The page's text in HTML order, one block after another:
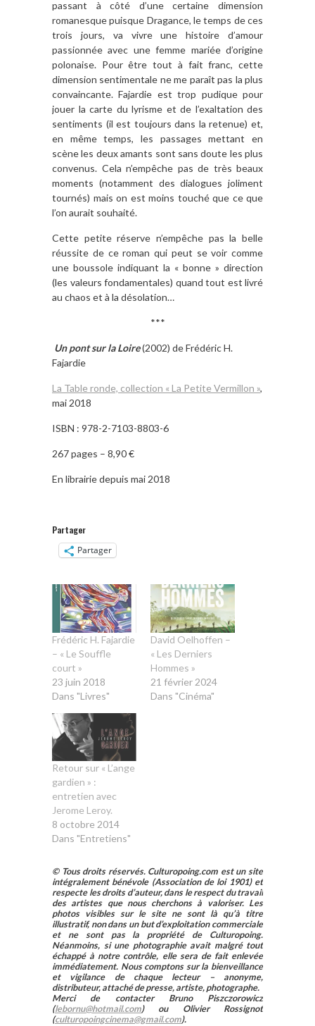
passant à côté d’une certaine dimension
romanesque puisque Dragance, le temps de ces
trois jours, va vivre une histoire d’amour
passionnée avec une femme mariée d’origine
polonaise. Pour être tout à fait franc, cette
dimension sentimentale ne me paraît pas la plus
convaincante. Fajardie est trop pudique pour
jouer la carte du lyrisme et de l’exaltation des
sentiments (il est toujours dans la retenue) et,
en même temps, les passages mettant en
scène les deux amants sont sans doute les plus
convenus. Cela n’empêche pas de très beaux
moments (notamment des dialogues joliment
tournés) mais on est moins touché que ce que
l’on aurait souhaité.
Cette petite réserve n’empêche pas la belle
réussite de ce roman qui peut se voir comme
une boussole indiquant la « bonne » direction
(les valeurs fondamentales) quand tout est livré
au chaos et à la désolation…
***
Un pont sur la Loire(2002) de Frédéric H.
Fajardie
La Table ronde, collection « La Petite Vermillon »,
mai 2018
ISBN : 978-2-7103-8803-6
267 pages – 8,90 €
En librairie depuis mai 2018
Partager
Partager
Frédéric H. Fajardie
– « Le Souffle
court »
23 juin 2018
Dans "Livres"
David Oelhoffen –
« Les Derniers
Hommes »
21 février 2024
Dans "Cinéma"
Retour sur « L’ange
gardien » :
entretien avec
Jerome Leroy.
8 octobre 2014
Dans "Entretiens"
© Tous droits réservés. Culturopoing.com est un site
intégralement bénévole (Association de loi 1901) et
respecte les droits d’auteur, dans le respect du travail
des artistes que nous cherchons à valoriser. Les
photos visibles sur le site ne sont là qu’à titre
illustratif, non dans un but d’exploitation commerciale
et ne sont pas la propriété de Culturopoing.
Néanmoins, si une photographie avait malgré tout
échappé à notre contrôle, elle sera de fait enlevée
immédiatement. Nous comptons sur la bienveillance
et vigilance de chaque lecteur – anonyme,
distributeur, attaché de presse, artiste, photographe.
Merci de contacter Bruno Piszczorowicz
(lebornu@hotmail.com) ou Olivier Rossignot
(culturopoingcinema@gmail.com).